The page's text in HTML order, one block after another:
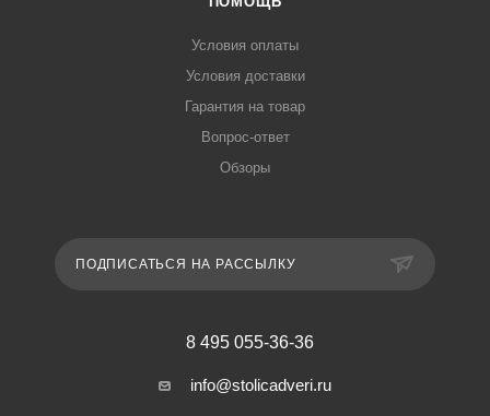
Условия оплаты
Условия доставки
Гарантия на товар
Вопрос-ответ
Обзоры
ПОДПИСАТЬСЯ НА РАССЫЛКУ
8 495 055-36-36
info@stolicadveri.ru